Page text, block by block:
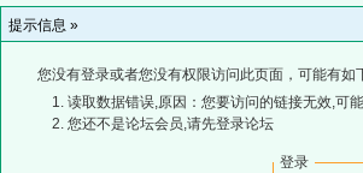
提示信息 »
您没有登录或者您没有权限访问此页面，可能有如
读取数据错误,原因：您要访问的链接无效,可
您还不是论坛会员,请先登录论坛
登录